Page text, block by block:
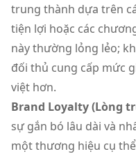
trung thành dựa trên
tiện lợi hoặc các
này thường lỏng lẻo;
đối thủ cung cấp mức
việt hơn.
Brand Loyalty (Lòng
sự gắn bó lâu dài và
một thương hiệu cụ